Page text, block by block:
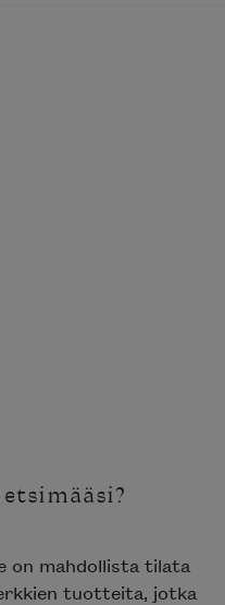
on mahdollista tilata
tuotteita, jotka